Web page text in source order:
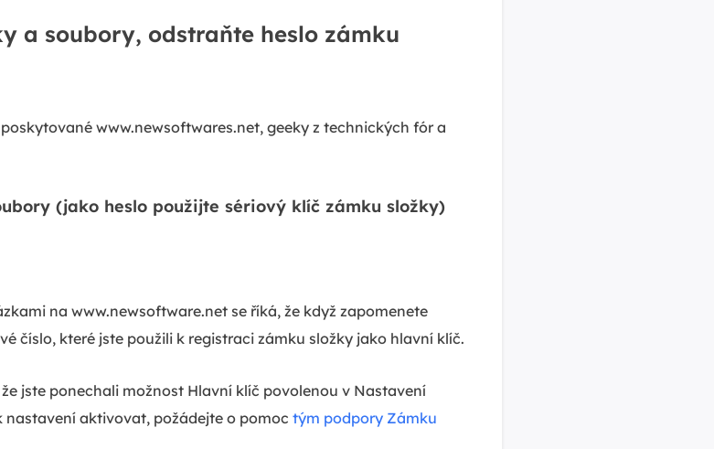
a soubory, odstraňte heslo zámku
www.newsoftwares.net, geeky z technických fór a
(jako heslo použijte sériový klíč zámku složky)
na www.newsoftware.net se říká, že když zapomenete
číslo, které jste použili k registraci zámku složky jako hlavní klíč.
jste ponechali možnost Hlavní klíč povolenou v Nastavení
nastavení aktivovat, požádejte o pomoc tým podpory Zámku